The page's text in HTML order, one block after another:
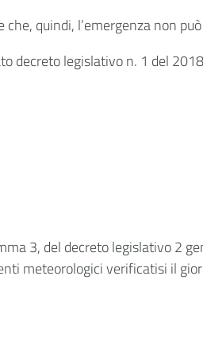
quindi, l’emergenza non
decreto legislativo n. 1 del
3, del decreto legislativo 2
meteorologici verificatisi il